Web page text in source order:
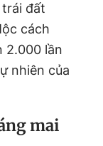
đất
cách
2.000 lần
nhiên của
mai